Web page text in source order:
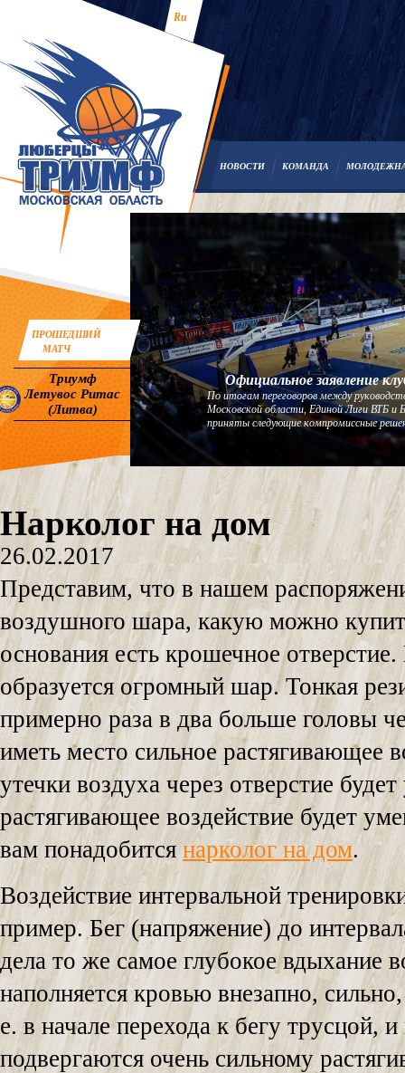
Ru
НОВОСТИ КОМАНДА
ПРОШЕДШИЙ
МАТЧ
Триумф
Летувос Ритас
(Литва)
Официальное заявление
По итогам переговоров между
Московской области, Единой Лиги ВТБ
приняты следующие компромиссные
Нарколог на дом
26.02.2017
Представим, что в нашем
воздушного шара, какую можно
основания есть крошечное
образуется огромный шар. Тонкая
примерно раза в два больше головы
иметь место сильное растягивающее
утечки воздуха через отверстие
растягивающее воздействие будет
вам понадобитсянарколог на дом.
Воздействие интервальной
пример. Бег (напряжение) до
дела то же самое глубокое вдыхание
наполняется кровью внезапно,
е. в начале перехода к бегу трусцой,
подвергаются очень сильному